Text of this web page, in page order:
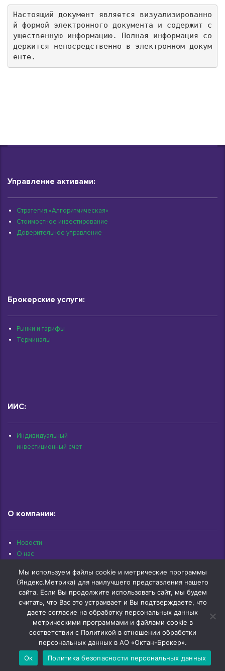
Настоящий документ является визуализированно
й формой электронного документа и содержит с
ущественную информацию. Полная информация со
держится непосредственно в электронном докум
енте.
Управление активами:
Стратегия «Алгоритмическая»
Стоимостное инвестирование
Доверительное управление
Брокерские услуги:
Рынки и тарифы
Терминалы
ИИС:
Индивидуальный
инвестиционный счет
О компании:
Новости
О нас
Контакты
Архив документов
© 1997-2026 «Октан-Брокер» | г.Омск, ул.Красный Путь, 109 оф.510 |
+7 (3812) 29-00-92
Мы используем файлы cookie и метрические программы
(Яндекс.Метрика) для наилучшего представления нашего
сайта. Если Вы продолжите использовать сайт, мы будем
считать, что Вас это устраивает и Вы подтверждаете, что
даете согласие на обработку персональных данных
метрическими программами и файлами cookie в
соответствии с Политикой в отношении обработки
персональных данных в АО «Октан-Брокер».
Ок
Политика безопасности персональных данных